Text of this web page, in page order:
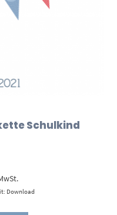
Schulkind
Download